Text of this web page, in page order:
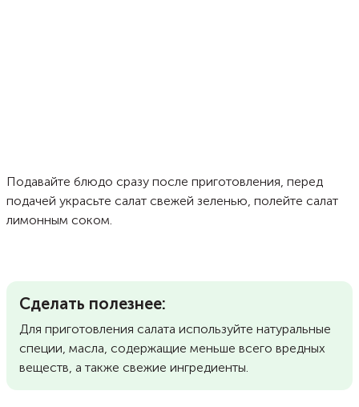
Подавайте блюдо сразу после приготовления, перед
подачей украсьте салат свежей зеленью, полейте салат
лимонным соком.
Сделать полезнее:
Для приготовления салата используйте натуральные
специи, масла, содержащие меньше всего вредных
веществ, а также свежие ингредиенты.